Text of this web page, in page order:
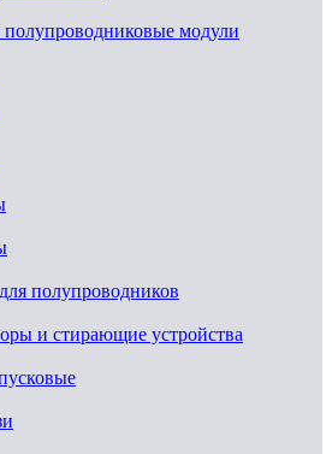
модули
полупроводников
и стирающие устройства